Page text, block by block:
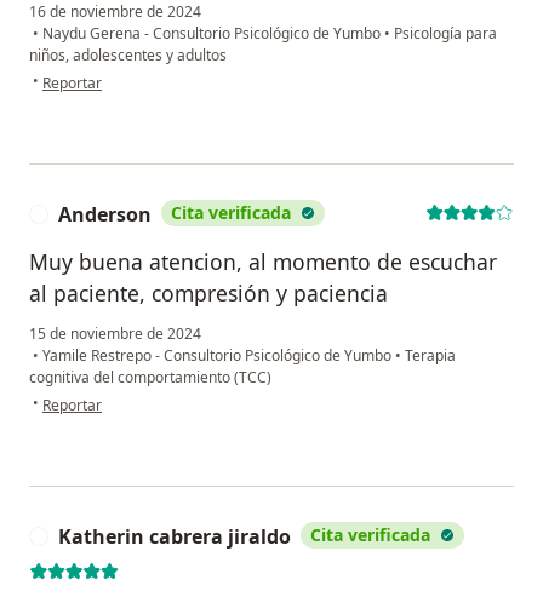
16 de noviembre de 2024
• Naydu Gerena - Consultorio Psicológico de Yumbo • Psicología para
niños, adolescentes y adultos
• en opinión del usuario DRC
Reportar
Anderson Cita verificada
Muy buena atencion, al momento de escuchar
al paciente, compresión y paciencia
15 de noviembre de 2024
• Yamile Restrepo - Consultorio Psicológico de Yumbo • Terapia
cognitiva del comportamiento (TCC)
• en opinión del usuario Anderson
Reportar
Katherin cabrera jiraldo Cita verificada